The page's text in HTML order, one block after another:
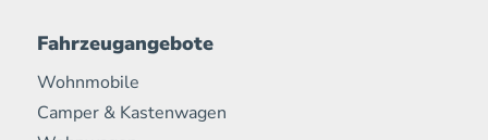
Fahrzeugangebote
Wohnmobile
Camper & Kastenwagen